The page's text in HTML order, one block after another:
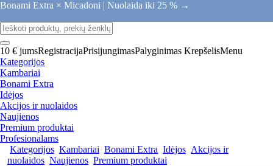
Bonami Extra × Micadoni | Nuolaida iki 25 % →
10 € jumsRegistracijaPrisijungimasPalyginimas KrepšelisMenu
Kategorijos
Kambariai
Bonami Extra
Idėjos
Akcijos ir nuolaidos
Naujienos
Premium produktai
Profesionalams
Kategorijos Kambariai Bonami Extra Idėjos Akcijos ir
nuolaidos Naujienos Premium produktai